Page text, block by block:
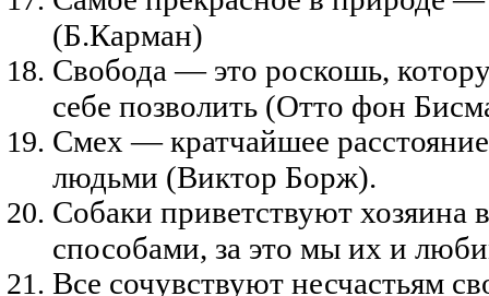
(Б.Карман)
Свобода — это роскошь,
себе позволить (Отто фон
Смех — кратчайшее
людьми (Виктор Борж).
Собаки приветствуют
способами, за это мы их и
Все сочувствуют несчастьям